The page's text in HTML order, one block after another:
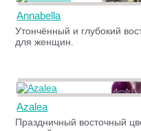
Annabella
Утончённый и глубокий
для женщин.
Azalea
Праздничный восточный